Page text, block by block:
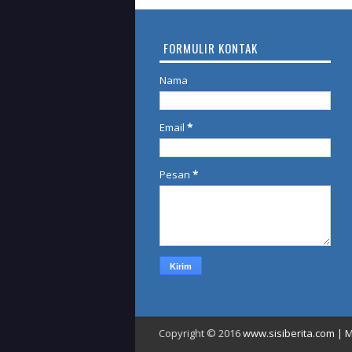
FORMULIR KONTAK
Nama
Email *
Pesan *
Copyright © 2016www.sisiberita.com |